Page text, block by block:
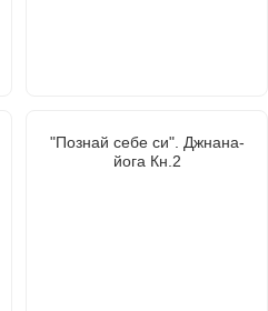
"Познай себе си". Джнана-
йога Кн.2